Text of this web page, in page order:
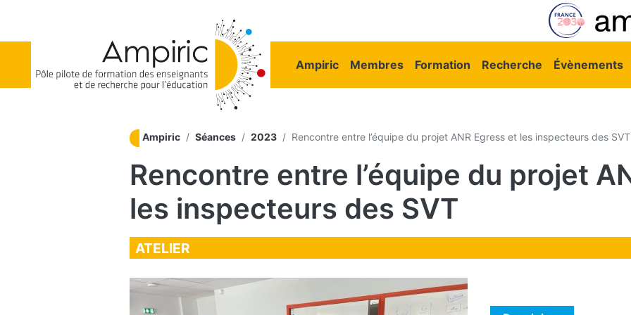
Navigation principale
Ampiric Membres Formation Recherche Évènements
Ampiric Séances 2023 Rencontre entre l’équipe du projet ANR Egress et les inspecteurs des SVT
Rencontre entre l’équipe du projet
les inspecteurs des SVT
ATELIER